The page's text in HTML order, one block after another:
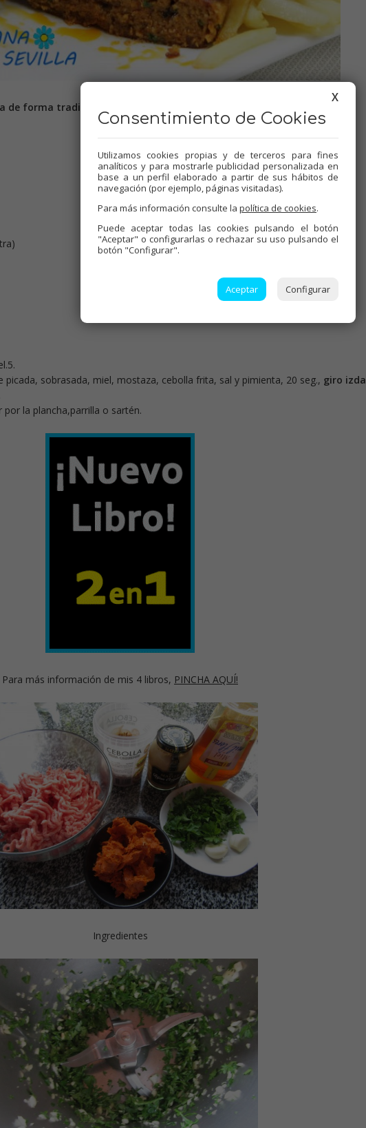
de forma tradicional.
picada, sobrasada, miel, mostaza, cebolla frita, sal y pimienta, 20 seg., giro izda
la plancha,parrilla o sartén.
Para más información de mis 4 libros, PINCHA AQUÍ!
Ingredientes
X
Consentimiento de Cookies
Utilizamos cookies propias y de terceros para fines
analíticos y para mostrarle publicidad personalizada en
base a un perfil elaborado a partir de sus hábitos de
navegación (por ejemplo, páginas visitadas).
Para más información consulte la política de cookies.
Puede aceptar todas las cookies pulsando el botón
"Aceptar" o configurarlas o rechazar su uso pulsando el
botón "Configurar".
Aceptar Configurar